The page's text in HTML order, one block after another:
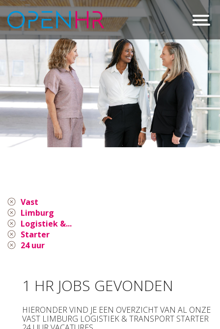
Vast
Limburg
Logistiek &...
Starter
24 uur
1 HR JOBS GEVONDEN
HIERONDER VIND JE EEN OVERZICHT VAN AL ONZE
VAST LIMBURG LOGISTIEK & TRANSPORT STARTER